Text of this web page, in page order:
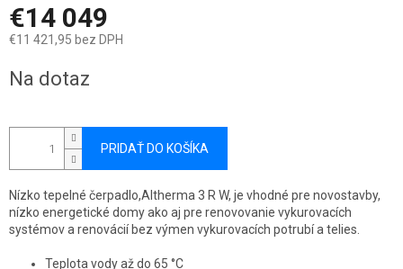
€14 049
€11 421,95 bez DPH
cena:
Na dotaz
PRIDAŤ DO KOŠÍKA
Nízko tepelné čerpadlo,Altherma 3 R W, je vhodné pre novostavby,
nízko energetické domy ako aj pre renovovanie vykurovacích
systémov a renovácií bez výmen vykurovacích potrubí a telies.
Teplota vody až do 65 °C